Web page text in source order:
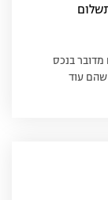
בנכס
שהם עוד